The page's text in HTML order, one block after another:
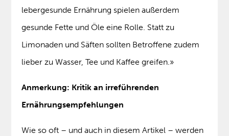
lebergesunde Ernährung spielen außerdem
gesunde Fette und Öle eine Rolle. Statt zu
Limonaden und Säften sollten Betroffene zudem
lieber zu Wasser, Tee und Kaffee greifen.»
Anmerkung: Kritik an irreführenden
Ernährungsempfehlungen
Wie so oft – und auch in diesem Artikel – werden